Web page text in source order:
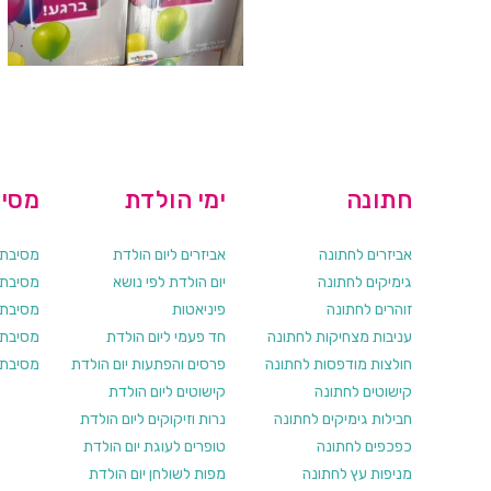
מסיבת
מסיבת
מסיבת
מסיבת
מסיבת
ימי הולדת
אביזרים ליום הולדת
יום הולדת לפי נושא
פיניאטות
חד פעמי ליום הולדת
פרסים והפתעות יום הולדת
קישוטים ליום הולדת
נרות וזיקוקים ליום הולדת
טופרים לעוגת יום הולדת
מפות לשולחן יום הולדת
חתונה
אביזרים לחתונה
גימיקים לחתונה
זוהרים לחתונה
עניבות מצחיקות לחתונה
חולצות מודפסות לחתונה
קישוטים לחתונה
חבילות גימיקים לחתונה
כפכפים לחתונה
מניפות עץ לחתונה